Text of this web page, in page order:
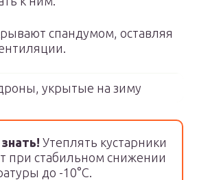
спандумом, оставляя
укрытые на зиму
Утеплять кустарники
при стабильном снижении
до -10°С.